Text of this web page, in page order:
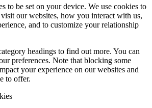
to be set on your device. We use cookies to
our websites, how you interact with us,
and to customize your relationship
headings to find out more. You can
preferences. Note that blocking some
your experience on our websites and
to offer.